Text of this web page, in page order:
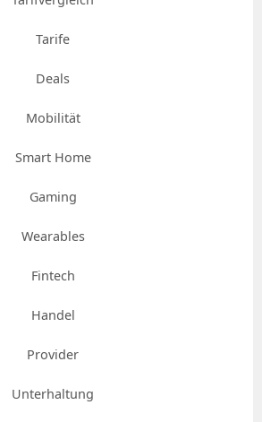
Tarife
Deals
Mobilität
Smart Home
Gaming
Wearables
Fintech
Handel
Provider
Unterhaltung